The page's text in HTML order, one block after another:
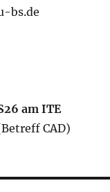
bs.de
am ITE
CAD)